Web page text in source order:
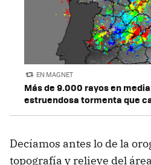
EN MAGNET
Más de 9.000 rayos en
estruendosa tormenta que
Decíamos antes lo de la
topografía y relieve del